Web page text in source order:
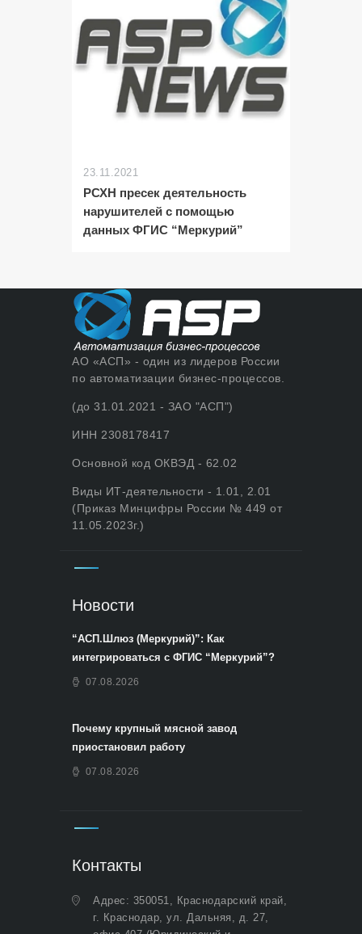
23.11.2021
РСХН пресек деятельность
нарушителей с помощью
данных ФГИС “Меркурий”
АО «АСП» - один из лидеров России
по автоматизации бизнес-процессов.
(до 31.01.2021 - ЗАО "АСП")
ИНН 2308178417
Основной код ОКВЭД - 62.02
Виды ИТ-деятельности - 1.01, 2.01
(Приказ Минцифры России № 449 от
11.05.2023г.)
Новости
“АСП.Шлюз (Меркурий)”: Как
интегрироваться с ФГИС “Меркурий”?
07.08.2026
Почему крупный мясной завод
приостановил работу
07.08.2026
Контакты
Адрес: 350051, Краснодарский край,
г. Краснодар, ул. Дальняя, д. 27,